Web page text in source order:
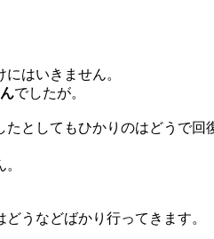
はいきません。
でしたが。
としてもひかりのはどうで回
うなどばかり行ってきます。